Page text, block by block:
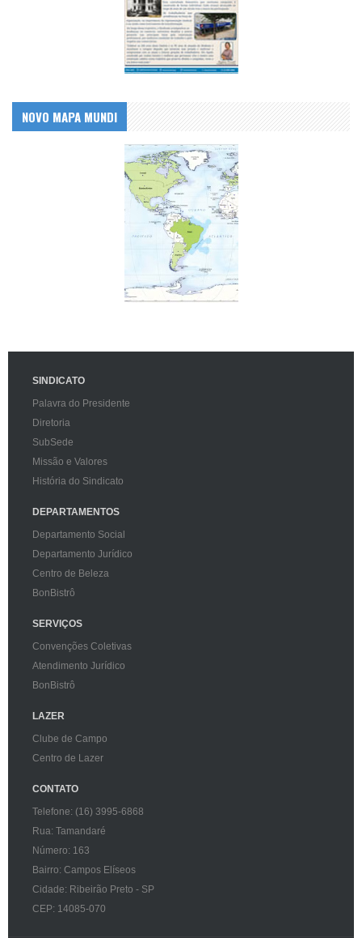
NOVO MAPA MUNDI
SINDICATO
Palavra do Presidente
Diretoria
SubSede
Missão e Valores
História do Sindicato
DEPARTAMENTOS
Departamento Social
Departamento Jurídico
Centro de Beleza
BonBistrô
SERVIÇOS
Convenções Coletivas
Atendimento Jurídico
BonBistrô
LAZER
Clube de Campo
Centro de Lazer
CONTATO
Telefone: (16) 3995-6868
Rua: Tamandaré
Número: 163
Bairro: Campos Elíseos
Cidade: Ribeirão Preto - SP
CEP: 14085-070